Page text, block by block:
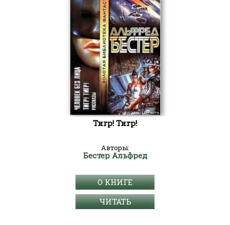
Тигр! Тигр!
Авторы:
Бестер Альфред
О КНИГЕ
ЧИТАТЬ